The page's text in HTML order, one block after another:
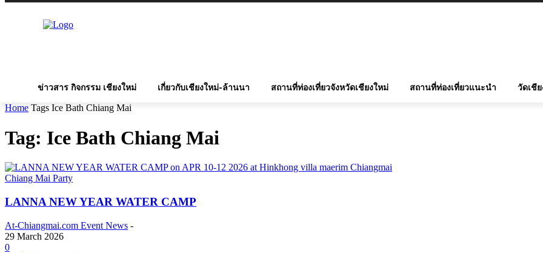
ข่าวสาร กิจกรรม เชียงใหม่ เกี่ยวกับเชียงใหม่-ล้านนา สถานที่ท่องเที่ยวจังหวัดเชียงใหม่ สถานที่ท่องเที่ยวแนะนำ วัดเชี
Home Tags Ice Bath Chiang Mai
Tag: Ice Bath Chiang Mai
Chiang Mai Party
LANNA NEW YEAR WATER CAMP
At-Chiangmai.com Event News -
29 March 2026
0